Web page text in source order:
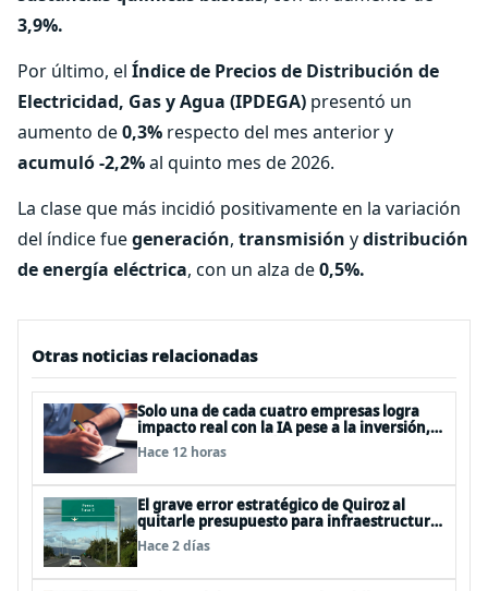
3,9%.
Por último, el Índice de Precios de Distribución de
Electricidad, Gas y Agua (IPDEGA) presentó un
aumento de0,3% respecto del mes anterior y
acumuló -2,2%al quinto mes de 2026.
La clase que más incidió positivamente en la variación
del índice fuegeneración, transmisión ydistribución
de energía eléctrica, con un alza de0,5%.
Otras noticias relacionadas
Solo una de cada cuatro empresas logra
impacto real con la IA pese a la inversión,
según el Foro Económico Mundial
Hace 12 horas
El grave error estratégico de Quiroz al
quitarle presupuesto para infraestructura
vial del Biobío
Hace 2 días